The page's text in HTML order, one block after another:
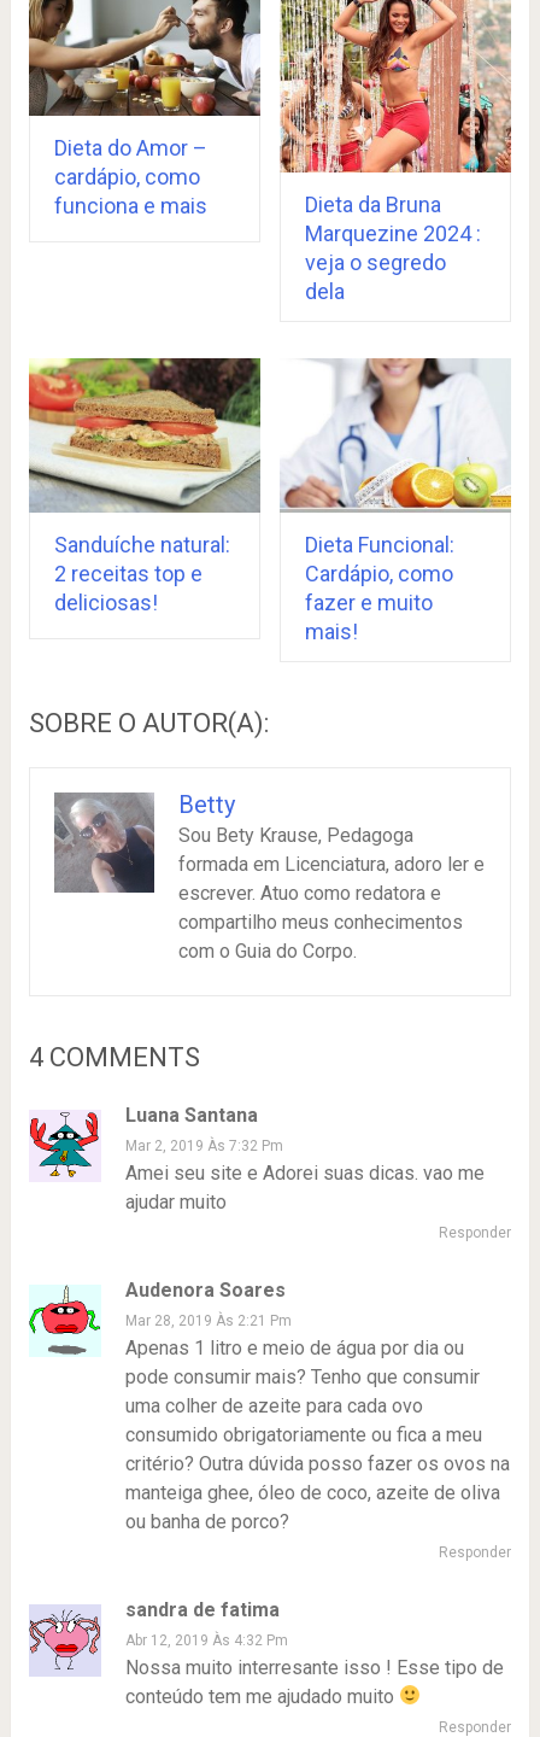
Dieta do Amor –
cardápio, como
funciona e mais
Dieta da Bruna
Marquezine 2024 :
veja o segredo
dela
Sanduíche natural:
2 receitas top e
deliciosas!
Dieta Funcional:
Cardápio, como
fazer e muito
mais!
SOBRE O AUTOR(A):
Betty
Sou Bety Krause, Pedagoga
formada em Licenciatura, adoro ler e
escrever. Atuo como redatora e
compartilho meus conhecimentos
com o Guia do Corpo.
4 COMMENTS
Luana Santana
Mar 2, 2019 Às 7:32 Pm
Amei seu site e Adorei suas dicas. vao me
ajudar muito
Responder
Audenora Soares
Mar 28, 2019 Às 2:21 Pm
Apenas 1 litro e meio de água por dia ou
pode consumir mais? Tenho que consumir
uma colher de azeite para cada ovo
consumido obrigatoriamente ou fica a meu
critério? Outra dúvida posso fazer os ovos na
manteiga ghee, óleo de coco, azeite de oliva
ou banha de porco?
Responder
sandra de fatima
Abr 12, 2019 Às 4:32 Pm
Nossa muito interresante isso ! Esse tipo de
conteúdo tem me ajudado muito
Responder